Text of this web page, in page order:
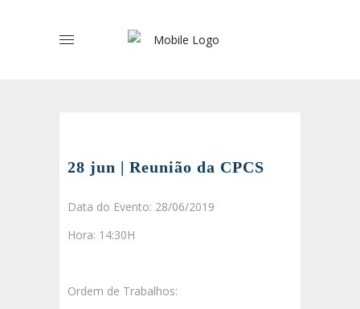
28 jun | Reunião da CPCS
Data do Evento: 28/06/2019
Hora: 14:30H
Ordem de Trabalhos: